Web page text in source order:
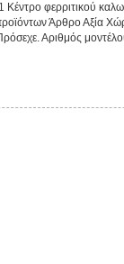
φερριτικού
Άρθρο Αξία
Αριθμός